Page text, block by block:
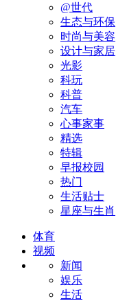
@世代
生态与环保
时尚与美容
设计与家居
光影
科玩
科普
汽车
心事家事
精选
特辑
早报校园
热门
生活贴士
星座与生肖
体育
视频
新闻
娱乐
生活